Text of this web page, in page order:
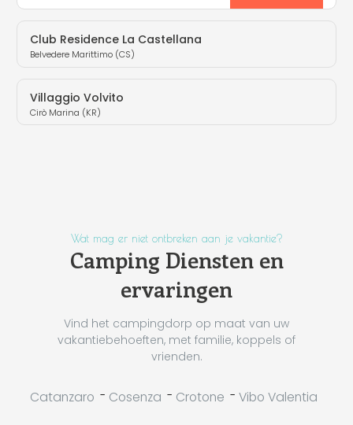
Club Residence La Castellana
Belvedere Marittimo (CS)
Villaggio Volvito
Cirò Marina (KR)
Wat mag er niet ontbreken aan je vakantie?
Camping Diensten en
ervaringen
Vind het campingdorp op maat van uw
vakantiebehoeften, met familie, koppels of
vrienden.
Catanzaro - Cosenza - Crotone - Vibo Valentia